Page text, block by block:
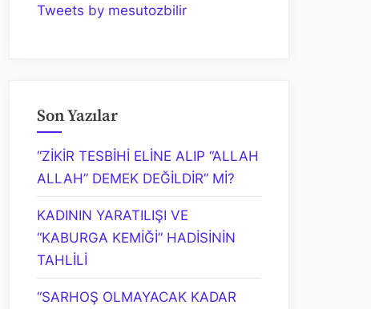
Tweets by mesutozbilir
Son Yazılar
“ZİKİR TESBİHİ ELİNE ALIP “ALLAH
ALLAH” DEMEK DEĞİLDİR” Mİ?
KADININ YARATILIŞI VE
“KABURGA KEMİĞİ” HADİSİNİN
TAHLİLİ
“SARHOŞ OLMAYACAK KADAR